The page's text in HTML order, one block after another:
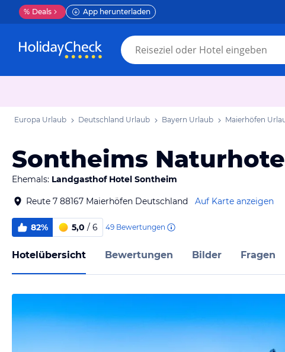
% Deals App herunterladen
Europa Urlaub Deutschland Urlaub Bayern Urlaub Maierhöfen
Sontheims
Ehemals: Landgasthof Hotel Sontheim
Reute 7 88167 Maierhöfen Deutschland Auf Karte anzeigen
82% 5,0 / 6 49 Bewertungen
Hotelübersicht Bewertungen Bilder Fragen